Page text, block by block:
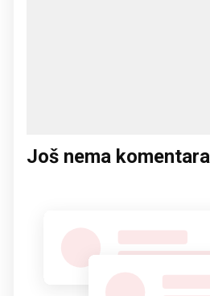
Još nema komentara